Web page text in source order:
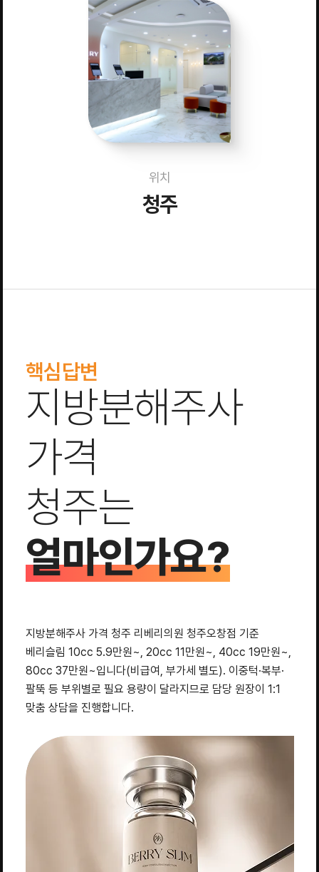
위치
청주
핵심답변
지방분해주사
가격
청주는
얼마인가요?
지방분해주사 가격 청주 리베리의원 청주오창점 기준
베리슬림 10cc 5.9만원~, 20cc 11만원~, 40cc 19만원~,
80cc 37만원~입니다(비급여, 부가세 별도). 이중턱·복부·
팔뚝 등 부위별로 필요 용량이 달라지므로 담당 원장이 1:1
맞춤 상담을 진행합니다.